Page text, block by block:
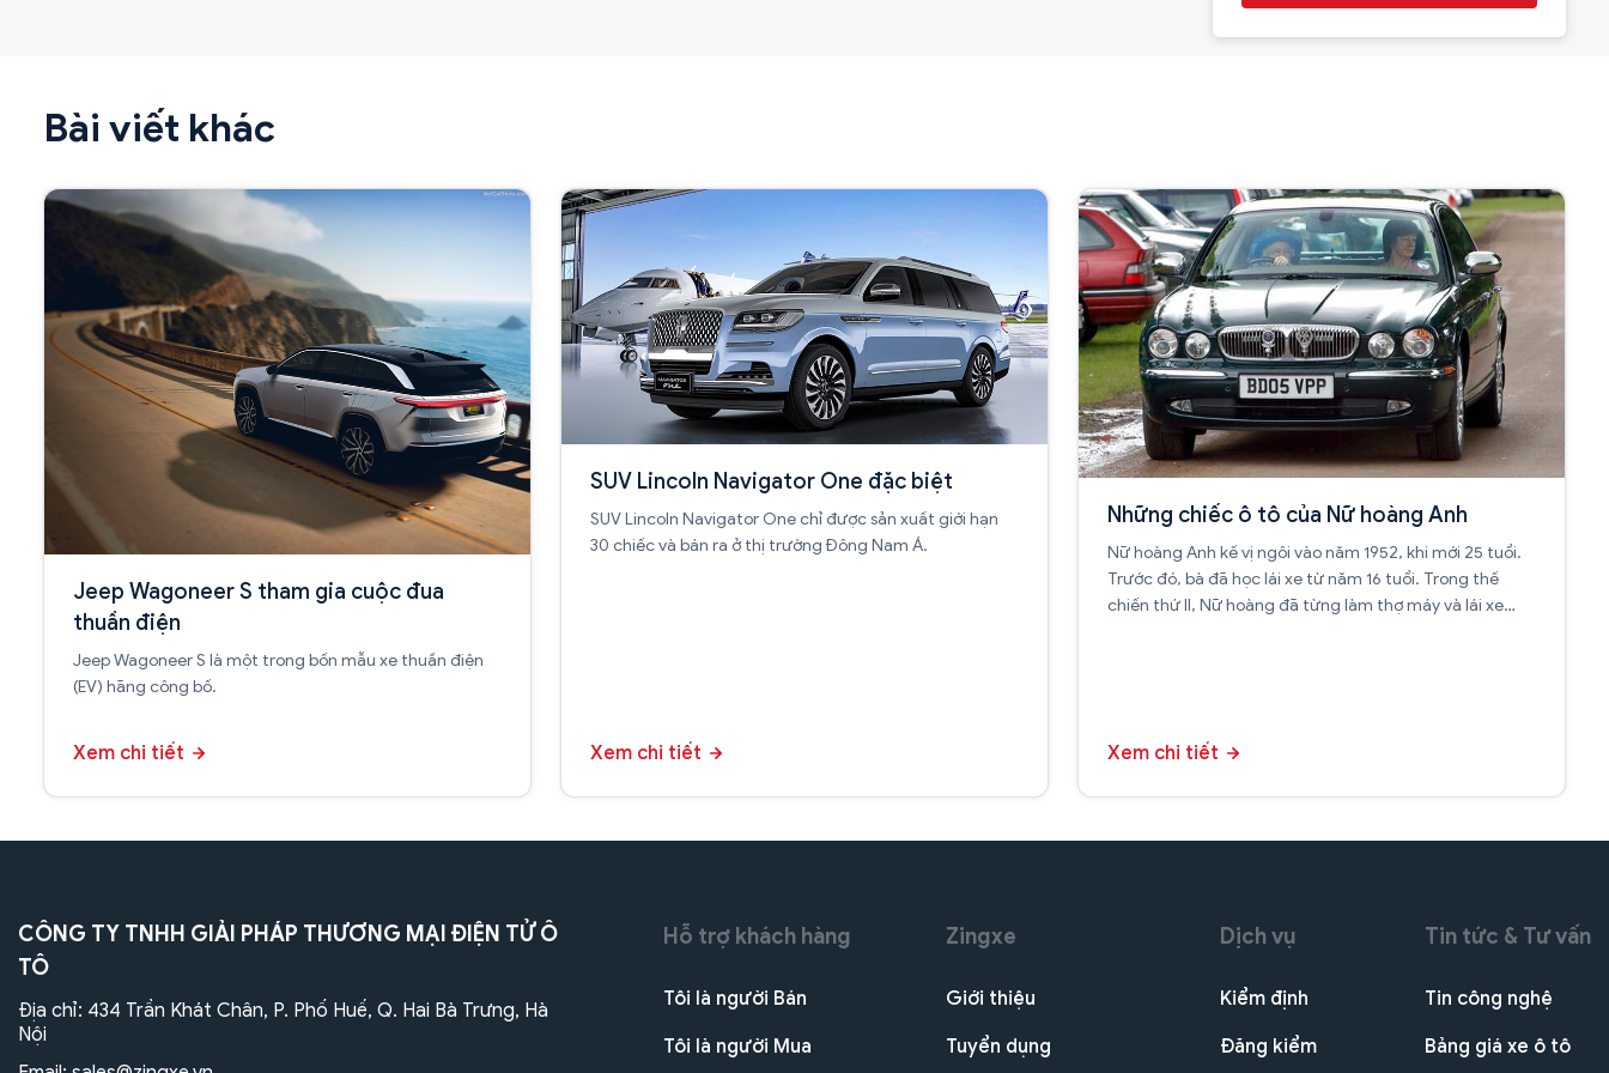
Bài viết khác
Jeep Wagoneer S tham gia cuộc đua
thuần điện
Jeep Wagoneer S là một trong bốn mẫu xe thuần điện
(EV) hãng công bố.
Xem chi tiết
SUV Lincoln Navigator One đặc biệt
SUV Lincoln Navigator One chỉ được sản xuất giới hạn
30 chiếc và bán ra ở thị trường Đông Nam Á.
Xem chi tiết
Những chiếc ô tô của Nữ hoàng Anh
Nữ hoàng Anh kế vị ngôi vào năm 1952, khi mới 25 tuổi.
Trước đó, bà đã học lái xe từ năm 16 tuổi. Trong thế
chiến thứ II, Nữ hoàng đã từng làm thợ máy và lái xe
Xem chi tiết
CÔNG TY TNHH GIẢI PHÁP THƯƠNG MẠI ĐIỆN TỬ Ô
TÔ
Địa chỉ: 434 Trần Khát Chân, P. Phố Huế, Q. Hai Bà Trưng, Hà
Nội
Hỗ trợ khách hàng
Tôi là người Bán
Tôi là người Mua
Zingxe
Giới thiệu
Tuyển dụng
Dịch vụ
Kiểm định
Đăng kiểm
Tin tức & Tư vấn
Tin công nghệ
Bảng giá xe ô tô